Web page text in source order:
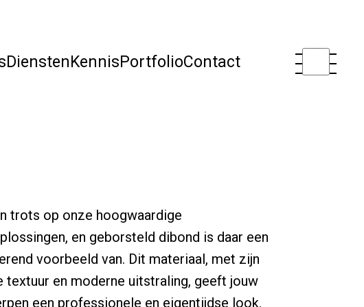
DienstenKennisPortfolioContact
trots op onze hoogwaardige
en geborsteld dibond is daar een
voorbeeld van. Dit materiaal, met zijn
textuur en moderne uitstraling, geeft jouw
een professionele en eigentijdse look.